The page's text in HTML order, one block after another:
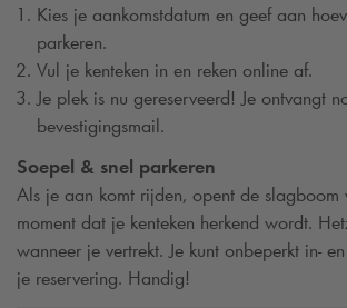
Kies je aankomstdatum en geef aan
parkeren.
Vul je kenteken in en reken online af.
Je plek is nu gereserveerd! Je ontvangt
bevestigingsmail.
Soepel & snel parkeren
Als je aan komt rijden, opent de slagboom
moment dat je kenteken herkend wordt.
wanneer je vertrekt. Je kunt onbeperkt in-
je reservering. Handig!